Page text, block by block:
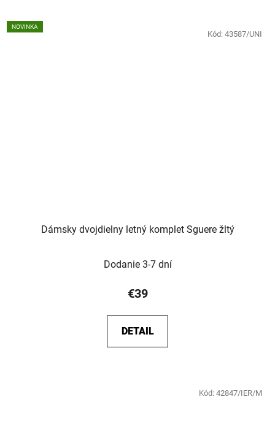
NOVINKA
Dámsky dvojdielny letný komplet Sguere žltý
Dodanie 3-7 dní
€39
DETAIL
Kód: 43587/UNI
Kód: 42847/IER/M